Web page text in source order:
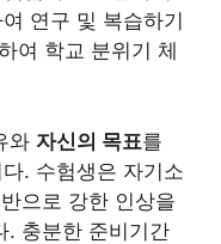
연구 및 복습하기
여 학교 분위기 체
와 자신의 목표를
. 수험생은 자기소
으로 강한 인상을
. 충분한 준비기간